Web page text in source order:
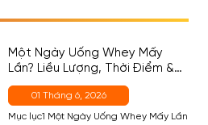
Một Ngày Uống Whey Mấy
Lần? Liều Lượng, Thời Điểm &
Cách Chọn Đúng Cho Người
Mới
01 Tháng 6, 2026
Mục lục1 Một Ngày Uống Whey Mấy Lần